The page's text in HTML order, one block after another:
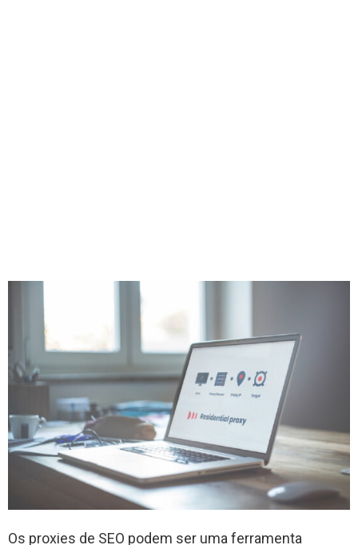
Os proxies de SEO podem ser uma ferramenta